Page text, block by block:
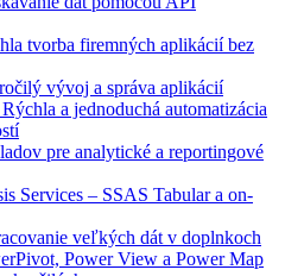
tvorba firemných aplikácií bez
vývoj a správa aplikácií
a jednoduchá automatizácia
pre analytické a reportingové
Services – SSAS Tabular a on-
veľkých dát v doplnkoch
Power View a Power Map